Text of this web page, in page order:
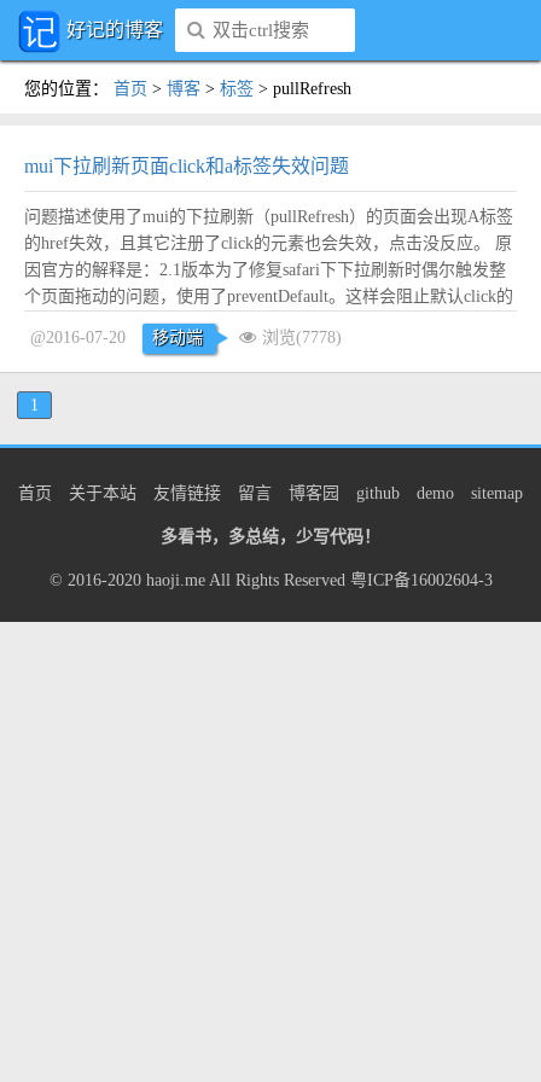
好记的博客
您的位置 ： 首页 > 博客 > 标签 > pullRefresh
mui下拉刷新页面click和a标签失效问题
问题描述使用了mui的下拉刷新（pullRefresh）的页面会出现A标签
的href失效，且其它注册了click的元素也会失效，点击没反应。 原
因官方的解释是：2.1版本为了修复safari下下拉刷新时偶尔触发整
个页面拖动的问题，使用了preventDefault。这样会阻止默认click的
触发。 详见：http://ask.dcloud.net.cn/question/8894 解决办法解...
读全文
@2016-07-20 移动端 浏览(7778)
1
首页 关于本站 友情链接 留言 博客园 github demo sitemap
多看书，多总结，少写代码！
© 2016-2020 haoji.meAll Rights Reserved 粤ICP备16002604-3